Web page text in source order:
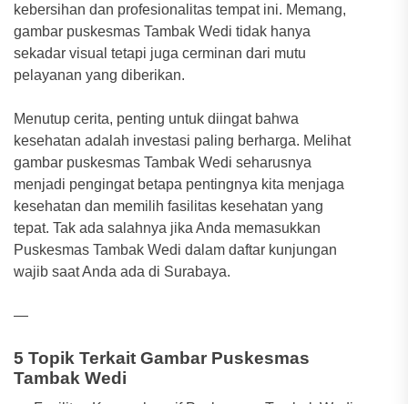
kebersihan dan profesionalitas tempat ini. Memang,
gambar puskesmas Tambak Wedi tidak hanya
sekadar visual tetapi juga cerminan dari mutu
pelayanan yang diberikan.
Menutup cerita, penting untuk diingat bahwa
kesehatan adalah investasi paling berharga. Melihat
gambar puskesmas Tambak Wedi seharusnya
menjadi pengingat betapa pentingnya kita menjaga
kesehatan dan memilih fasilitas kesehatan yang
tepat. Tak ada salahnya jika Anda memasukkan
Puskesmas Tambak Wedi dalam daftar kunjungan
wajib saat Anda ada di Surabaya.
—
5 Topik Terkait Gambar Puskesmas
Tambak Wedi